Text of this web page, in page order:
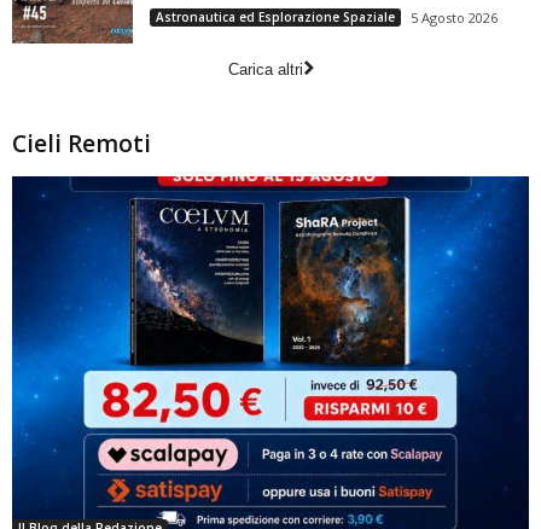
Astronautica ed Esplorazione Spaziale 5 Agosto 2026
Carica altri
Cieli Remoti